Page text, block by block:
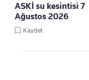
ASKİ su kesintisi 7
Ağustos 2026
Kaydet